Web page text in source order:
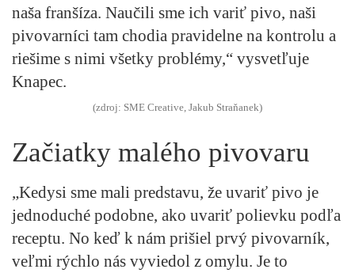
naša franšíza. Naučili sme ich variť pivo, naši
pivovarníci tam chodia pravidelne na kontrolu a
riešime s nimi všetky problémy,“ vysvetľuje
Knapec.
(zdroj: SME Creative, Jakub Straňanek)
Začiatky malého pivovaru
„Kedysi sme mali predstavu, že uvariť pivo je
jednoduché podobne, ako uvariť polievku podľa
receptu. No keď k nám prišiel prvý pivovarník,
veľmi rýchlo nás vyviedol z omylu. Je to